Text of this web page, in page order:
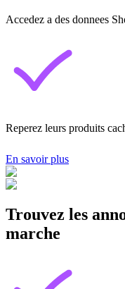
Accedez a des donnees
Reperez leurs produits
En savoir plus
Trouvez les
marche